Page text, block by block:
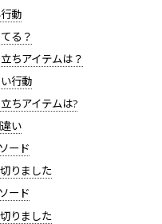
動
る？
ちアイテムは？
行動
ちアイテムは?
い
ード
りました
ード
りました